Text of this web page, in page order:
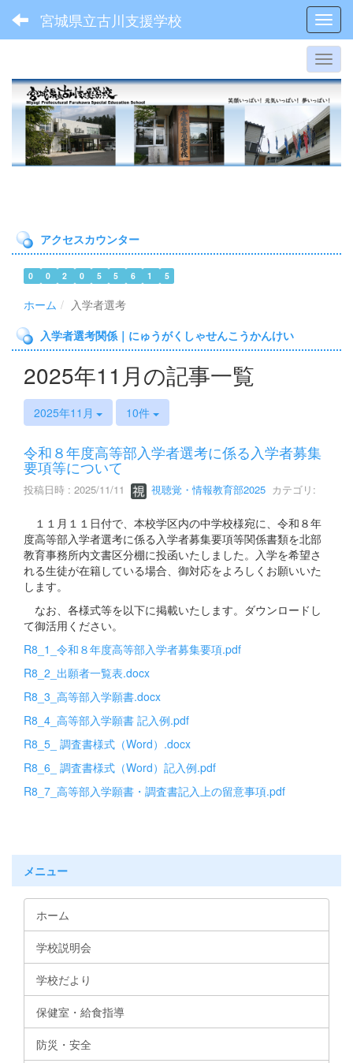
宮城県立古川支援学校
アクセスカウンター
0 0 2 0 5 5 6 1 5
ホーム
入学者選考
入学者選考関係｜にゅうがくしゃせんこうかんけい
2025年11月の記事一覧
2025年11月 10件
令和８年度高等部入学者選考に係る入学者募集
要項等について
投稿日時 : 2025/11/11 視聴覚・情報教育部2025 カテゴリ:
１１月１１日付で、本校学区内の中学校様宛に、令和８年
度高等部入学者選考に係る入学者募集要項等関係書類を北部
教育事務所内文書区分棚に投函いたしました。入学を希望さ
れる生徒が在籍している場合、御対応をよろしくお願いいた
します。
なお、各様式等を以下に掲載いたします。ダウンロードし
て御活用ください。
R8_1_令和８年度高等部入学者募集要項.pdf
R8_2_出願者一覧表.docx
R8_3_高等部入学願書.docx
R8_4_高等部入学願書 記入例.pdf
R8_5_ 調査書様式（Word）.docx
R8_6_ 調査書様式（Word）記入例.pdf
R8_7_高等部入学願書・調査書記入上の留意事項.pdf
メニュー
ホーム
学校説明会
学校だより
保健室・給食指導
防災・安全